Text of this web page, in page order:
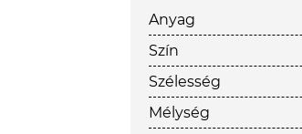
Anyag
Szín
Szélesség
Mélység